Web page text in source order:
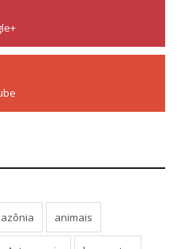
animais